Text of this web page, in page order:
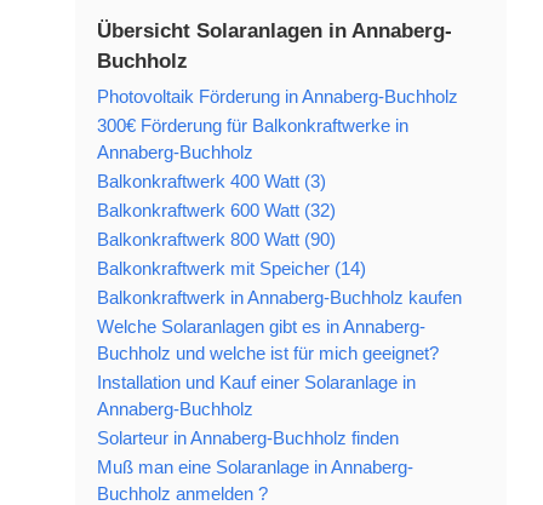
Übersicht Solaranlagen in Annaberg-
Buchholz
Photovoltaik Förderung in Annaberg-Buchholz
300€ Förderung für Balkonkraftwerke in
Annaberg-Buchholz
Balkonkraftwerk 400 Watt (3)
Balkonkraftwerk 600 Watt (32)
Balkonkraftwerk 800 Watt (90)
Balkonkraftwerk mit Speicher (14)
Balkonkraftwerk in Annaberg-Buchholz kaufen
Welche Solaranlagen gibt es in Annaberg-
Buchholz und welche ist für mich geeignet?
Installation und Kauf einer Solaranlage in
Annaberg-Buchholz
Solarteur in Annaberg-Buchholz finden
Muß man eine Solaranlage in Annaberg-
Buchholz anmelden ?